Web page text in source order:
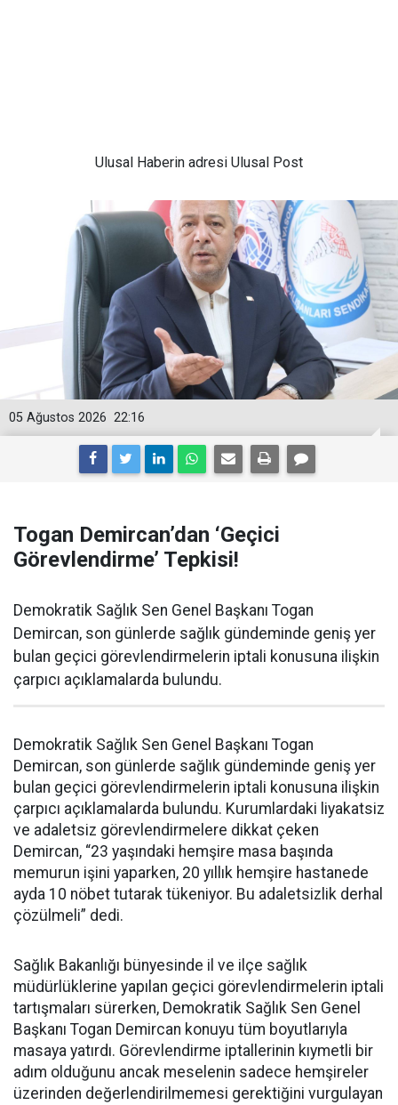
Ulusal Haberin adresi Ulusal Post
22:16
05 Ağustos 2026
Togan Demircan’dan ‘Geçici
Görevlendirme’ Tepkisi!
Demokratik Sağlık Sen Genel Başkanı Togan
Demircan, son günlerde sağlık gündeminde geniş yer
bulan geçici görevlendirmelerin iptali konusuna ilişkin
çarpıcı açıklamalarda bulundu.
Demokratik Sağlık Sen Genel Başkanı Togan
Demircan, son günlerde sağlık gündeminde geniş yer
bulan geçici görevlendirmelerin iptali konusuna ilişkin
çarpıcı açıklamalarda bulundu. Kurumlardaki liyakatsiz
ve adaletsiz görevlendirmelere dikkat çeken
Demircan, “23 yaşındaki hemşire masa başında
memurun işini yaparken, 20 yıllık hemşire hastanede
ayda 10 nöbet tutarak tükeniyor. Bu adaletsizlik derhal
çözülmeli” dedi.
Sağlık Bakanlığı bünyesinde il ve ilçe sağlık
müdürlüklerine yapılan geçici görevlendirmelerin iptali
tartışmaları sürerken, Demokratik Sağlık Sen Genel
Başkanı Togan Demircan konuyu tüm boyutlarıyla
masaya yatırdı. Görevlendirme iptallerinin kıymetli bir
adım olduğunu ancak meselenin sadece hemşireler
üzerinden değerlendirilmemesi gerektiğini vurgulayan